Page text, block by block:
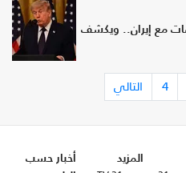
مع إيران.. ويكشف
4 التالي
المزيد
أخبار حسب